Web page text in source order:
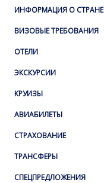
ИНФОРМАЦИЯ О СТРАНЕ
ВИЗОВЫЕ ТРЕБОВАНИЯ
ОТЕЛИ
ЭКСКУРСИИ
КРУИЗЫ
АВИАБИЛЕТЫ
СТРАХОВАНИЕ
ТРАНСФЕРЫ
СПЕЦПРЕДЛОЖЕНИЯ